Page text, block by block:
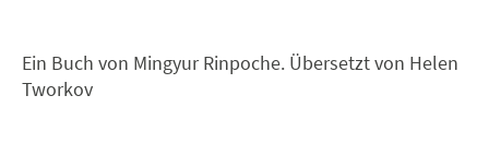
Ein Buch von Mingyur Rinpoche. Übersetzt von Helen
Tworkov